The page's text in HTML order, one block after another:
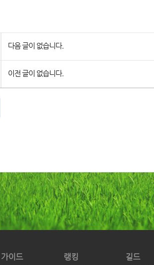
다음 글이 없습니다.
이전 글이 없습니다.
가이드
랭킹
길드